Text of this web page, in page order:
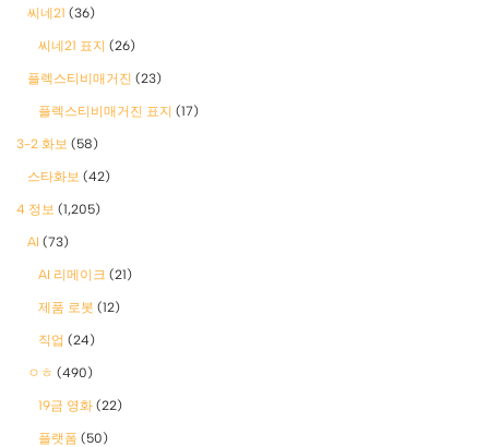
씨네21 (36)
씨네21 표지 (26)
플렉스티비매거진 (23)
플렉스티비매거진 표지 (17)
3-2 화보 (58)
스타화보 (42)
4 정보 (1,205)
AI (73)
AI 리메이크 (21)
제품 로봇 (12)
직업 (24)
ㅇㅎ (490)
19금 영화 (22)
플랫폼 (50)